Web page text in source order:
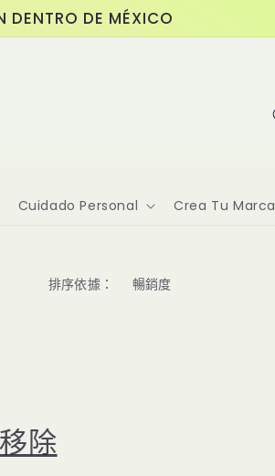
DE MÉXICO
Cuidado Personal Crea Tu Marca
排序依據：
除